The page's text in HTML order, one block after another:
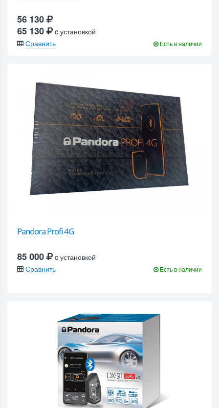
56 130
65 130
c установкой
Сравнить
Есть в наличии
Pandora Profi 4G
85 000
c установкой
Сравнить
Есть в наличии